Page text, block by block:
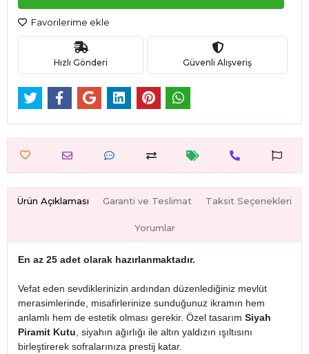
Favorilerime ekle
Hızlı Gönderi Güvenli Alışveriş
Ürün Açıklaması Garanti ve Teslimat Taksit Seçenekleri
Yorumlar
En az 25 adet olarak hazırlanmaktadır.
Vefat eden sevdiklerinizin ardından düzenlediğiniz mevlüt
merasimlerinde, misafirlerinize sunduğunuz ikramın hem
anlamlı hem de estetik olması gerekir. Özel tasarım Siyah
Piramit Kutu, siyahın ağırlığı ile altın yaldızın ışıltısını
birleştirerek sofralarınıza prestij katar.